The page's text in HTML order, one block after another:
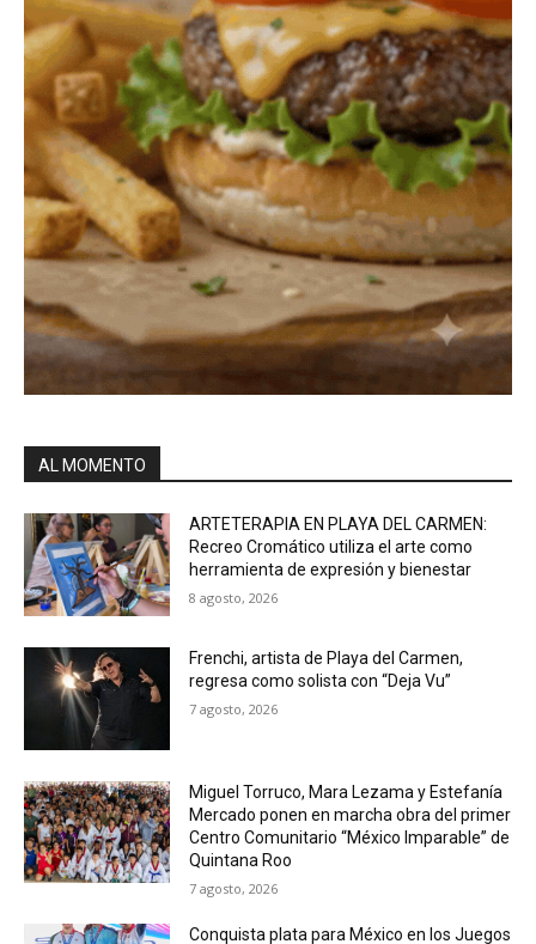
AL MOMENTO
ARTETERAPIA EN PLAYA DEL CARMEN:
Recreo Cromático utiliza el arte como
herramienta de expresión y bienestar
8 agosto, 2026
Frenchi, artista de Playa del Carmen,
regresa como solista con “Deja Vu”
7 agosto, 2026
Miguel Torruco, Mara Lezama y Estefanía
Mercado ponen en marcha obra del primer
Centro Comunitario “México Imparable” de
Quintana Roo
7 agosto, 2026
Conquista plata para México en los Juegos